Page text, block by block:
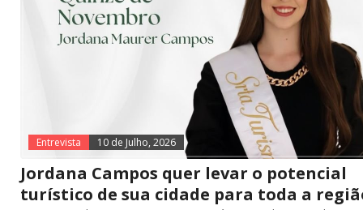
Entrevista 10 de Julho, 2026
Jordana Campos quer levar o potencial
turístico de sua cidade para toda a